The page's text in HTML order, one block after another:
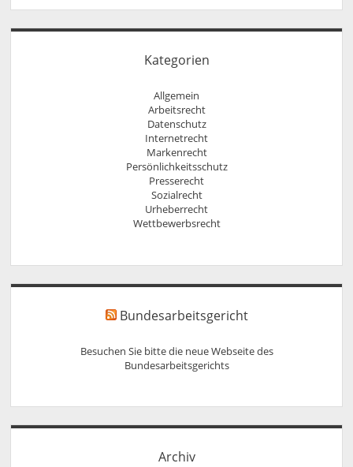
Kategorien
Allgemein
Arbeitsrecht
Datenschutz
Internetrecht
Markenrecht
Persönlichkeitsschutz
Presserecht
Sozialrecht
Urheberrecht
Wettbewerbsrecht
Bundesarbeitsgericht
Besuchen Sie bitte die neue Webseite des
Bundesarbeitsgerichts
Archiv